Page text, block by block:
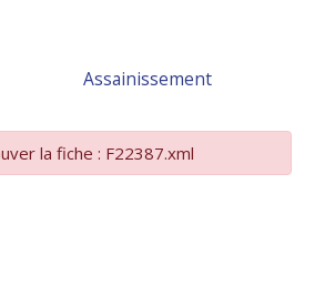
Assainissement
la fiche : F22387.xml